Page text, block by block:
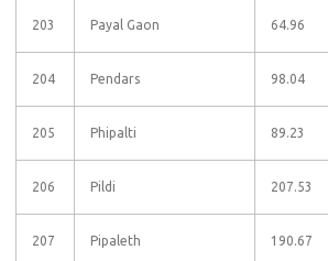
203 Payal Gaon 64.96
204 Pendars 98.04
205 Phipalti 89.23
206 Pildi 207.53
207 Pipaleth 190.67